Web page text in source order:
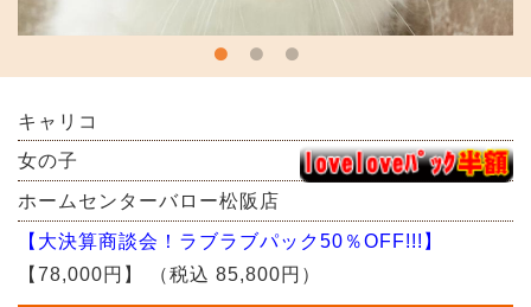
キャリコ
女の子
ホームセンターバロー松阪店
【大決算商談会！ラブラブパック50％OFF!!!】
【78,000円】
（税込 85,800円）